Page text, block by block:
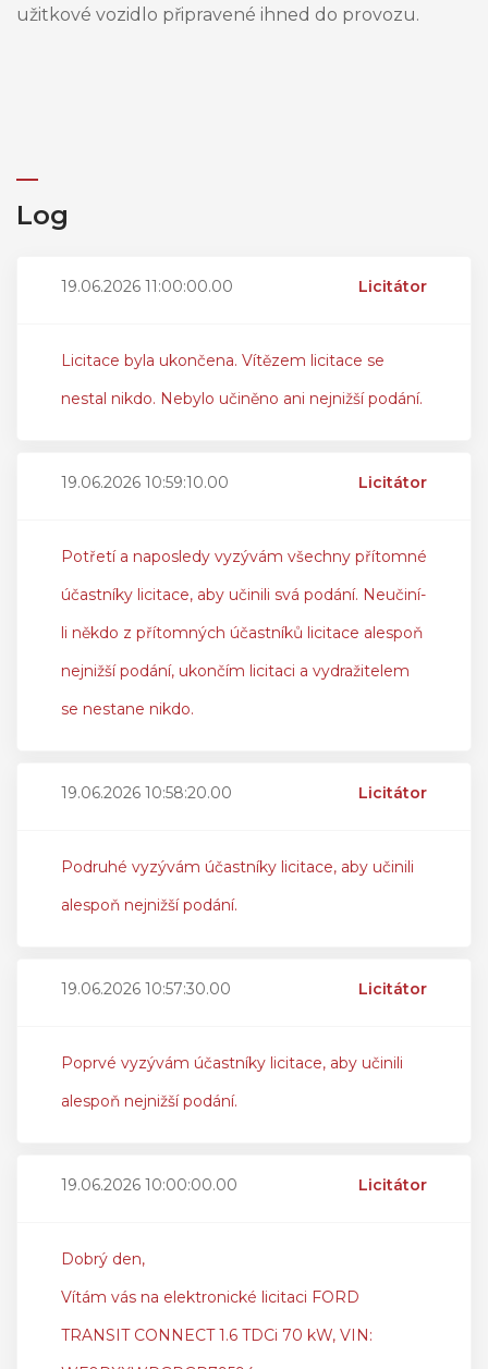
užitkové vozidlo připravené ihned do provozu.
Log
19.06.2026 11:00:00.00 Licitátor
Licitace byla ukončena. Vítězem licitace se
nestal nikdo. Nebylo učiněno ani nejnižší podání.
19.06.2026 10:59:10.00 Licitátor
Potřetí a naposledy vyzývám všechny přítomné
účastníky licitace, aby učinili svá podání. Neučiní-
li někdo z přítomných účastníků licitace alespoň
nejnižší podání, ukončím licitaci a vydražitelem
se nestane nikdo.
19.06.2026 10:58:20.00 Licitátor
Podruhé vyzývám účastníky licitace, aby učinili
alespoň nejnižší podání.
19.06.2026 10:57:30.00 Licitátor
Poprvé vyzývám účastníky licitace, aby učinili
alespoň nejnižší podání.
19.06.2026 10:00:00.00 Licitátor
Dobrý den,
Vítám vás na elektronické licitaci FORD
TRANSIT CONNECT 1.6 TDCi 70 kW, VIN: